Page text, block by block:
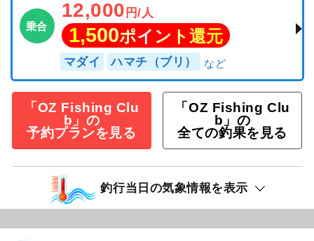
乗合
12,000 円/人
1,500ポイント還元
マダイ ハマチ（ブリ）
「OZ Fishing Clu
b」の
予約プランを見る
「OZ Fishing Clu
b」の
全ての釣果を見る
釣行当日の気象情報を表示